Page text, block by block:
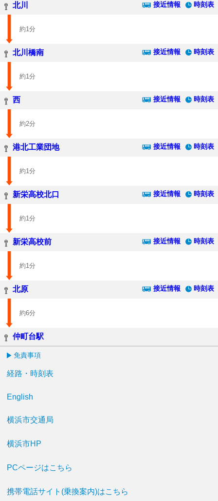
北川 接近情報 時刻表
約1分
北川橋南 接近情報 時刻表
約1分
西 接近情報 時刻表
約2分
港北工業団地 接近情報 時刻表
約1分
新栄高校北口 接近情報 時刻表
約1分
新栄高校前 接近情報 時刻表
約1分
北原 接近情報 時刻表
約6分
仲町台駅
免責事項
経路・時刻表
English
横浜市交通局
横浜市HP
PCページはこちら
携帯電話サイト(乗換案内)はこちら